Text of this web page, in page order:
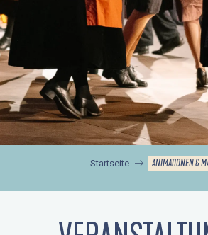
Startseite ANIMATIONEN &